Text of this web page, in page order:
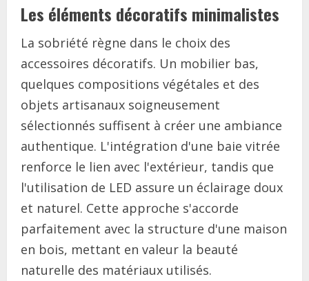
Les éléments décoratifs minimalistes
La sobriété règne dans le choix des
accessoires décoratifs. Un mobilier bas,
quelques compositions végétales et des
objets artisanaux soigneusement
sélectionnés suffisent à créer une ambiance
authentique. L'intégration d'une baie vitrée
renforce le lien avec l'extérieur, tandis que
l'utilisation de LED assure un éclairage doux
et naturel. Cette approche s'accorde
parfaitement avec la structure d'une maison
en bois, mettant en valeur la beauté
naturelle des matériaux utilisés.